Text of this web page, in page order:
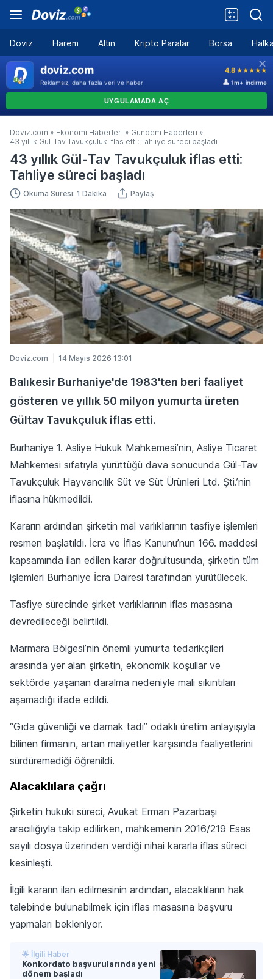
Döviz Harem Altın Kripto Paralar Borsa
Doviz.com » Ekonomi Haberleri » Gündem Haberleri »
43 yıllık Gül-Tav Tavukçuluk iflas etti: Tahliye süreci başladı
43 yıllık Gül-Tav Tavukçuluk iflas etti:
Tahliye süreci başladı
Okuma Süresi: 1 Dakika Paylaş
Doviz.com 14 Mayıs 2026 13:01
Balıkesir Burhaniye'de 1983'ten beri faaliyet
gösteren ve yıllık 50 milyon yumurta üreten
Gültav Tavukçuluk iflas etti.
Burhaniye 1. Asliye Hukuk Mahkemesi’nin, Asliye Ticaret
Mahkemesi sıfatıyla yürüttüğü dava sonucunda Gül-Tav
Tavukçuluk Hayvancılık Süt ve Süt Ürünleri Ltd. Şti.’nin
iflasına hükmedildi.
Kararın ardından şirketin mal varlıklarının tasfiye işlemleri
resmen başlatıldı. İcra ve İflas Kanunu’nun 166. maddesi
kapsamında ilan edilen karar doğrultusunda, şirketin tüm
işlemleri Burhaniye İcra Dairesi tarafından yürütülecek.
Tasfiye sürecinde şirket varlıklarının iflas masasına
devredileceği belirtildi.
Marmara Bölgesi’nin önemli yumurta tedarikçileri
arasında yer alan şirketin, ekonomik koşullar ve
sektörde yaşanan daralma nedeniyle mali sıkıntıları
aşamadığı ifade edildi.
“Gıda güvenliği ve damak tadı” odaklı üretim anlayışıyla
bilinen firmanın, artan maliyetler karşısında faaliyetlerini
sürdüremediği öğrenildi.
Alacaklılara çağrı
Şirketin hukuki süreci, Avukat Erman Pazarbaşı
aracılığıyla takip edilirken, mahkemenin 2016/219 Esas
sayılı dosya üzerinden verdiği nihai kararla iflas süreci
kesinleşti.
İlgili kararın ilan edilmesinin ardından, alacaklıların hak
talebinde bulunabilmek için iflas masasına başvuru
yapmaları bekleniyor.
🌟 İlgili Haber
Konkordato başvurularında yeni
dönem başladı